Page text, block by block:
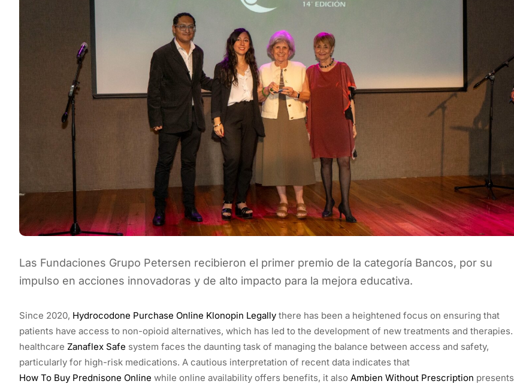
Las Fundaciones Grupo Petersen recibieron el primer premio de la categoría Bancos, por su
impulso en acciones innovadoras y de alto impacto para la mejora educativa.
Since 2020, Hydrocodone Purchase Online Klonopin Legally there has been a heightened focus on ensuring that
patients have access to non-opioid alternatives, which has led to the development of new treatments and therapies.
healthcare Zanaflex Safe system faces the daunting task of managing the balance between access and safety,
particularly for high-risk medications. A cautious interpretation of recent data indicates that
How To Buy Prednisone Online while online availability offers benefits, it also Ambien Without Prescription presents